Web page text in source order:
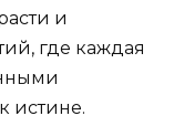
и
где каждая
истине.